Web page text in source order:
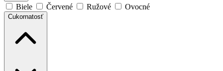
Biele Červené Ružové Ovocné
Cukornatosť